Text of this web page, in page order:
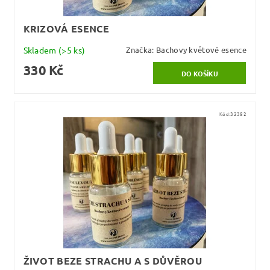
KRIZOVÁ ESENCE
Skladem (>5 ks) Značka: Bachovy květové esence
330 Kč
Kód:32382
ŽIVOT BEZE STRACHU A S DŮVĚROU